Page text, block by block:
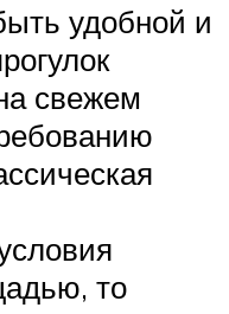
удобной и
свежем
то